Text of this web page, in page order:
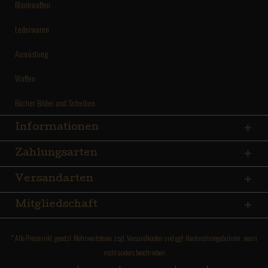
Blankwaffen
Lederwaren
Ausrüstung
Waffen
Bücher Bilder und Scheiben
Informationen
Zahlungsarten
Versandarten
Mitgliedschaft
* Alle Preise inkl. gesetzl. Mehrwertsteuer zzgl. Versandkosten und ggf. Nachnahmegebühren, wenn
nicht anders beschrieben